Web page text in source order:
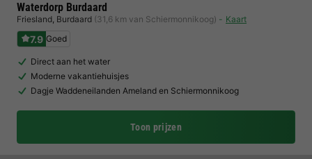
Waterdorp Burdaard
Friesland, Burdaard (31,6 km van Schiermonnikoog) Kaart
7.9 Goed
Direct aan het water
Moderne vakantiehuisjes
Dagje Waddeneilanden Ameland en Schiermonnikoog
Toon prijzen